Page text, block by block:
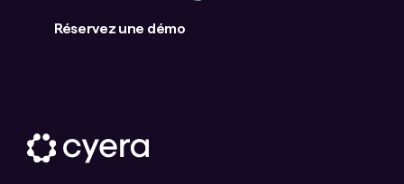
Réservez une démo